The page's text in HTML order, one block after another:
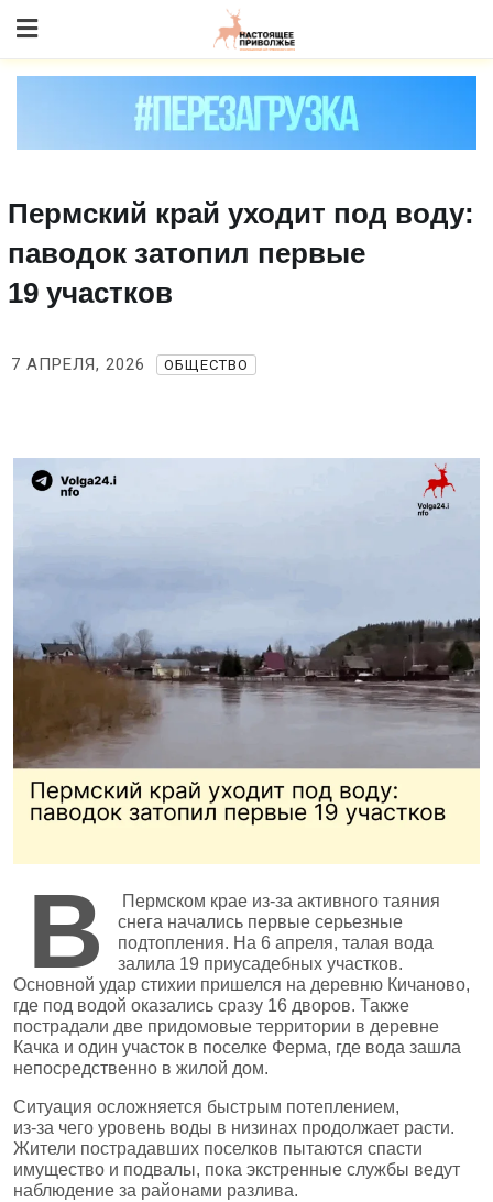
to content
Пермский край уходит под воду:
паводок затопил первые
19 участков
7 АПРЕЛЯ, 2026 ОБЩЕСТВО
В
Пермском крае из‑за активного таяния
снега начались первые серьезные
подтопления. На 6 апреля, талая вода
залила 19 приусадебных участков.
Основной удар стихии пришелся на деревню Кичаново,
где под водой оказались сразу 16 дворов. Также
пострадали две придомовые территории в деревне
Качка и один участок в поселке Ферма, где вода зашла
непосредственно в жилой дом.
Ситуация осложняется быстрым потеплением,
из‑за чего уровень воды в низинах продолжает расти.
Жители пострадавших поселков пытаются спасти
имущество и подвалы, пока экстренные службы ведут
наблюдение за районами разлива.